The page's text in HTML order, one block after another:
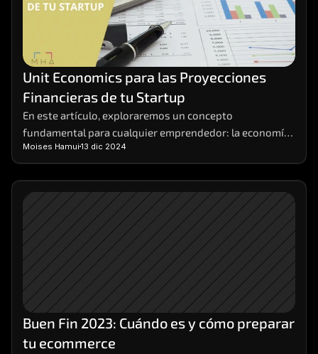
Unit Economics para las Proyecciones
Financieras de tu Startup
En este artículo, exploraremos un concepto
fundamental para cualquier emprendedor: la economía
unitaria, o unit economics, en inglés. Desglosaremos
qué son, cómo calcularlas y por qué son tan
importantes para el éxito de tu negocio. Las economías
unitarias o unit economics son la base sobre la cual
Moises Hamui 13 dic 2024
Buen Fin 2023: Cuándo es y cómo preparar
tu ecommerce